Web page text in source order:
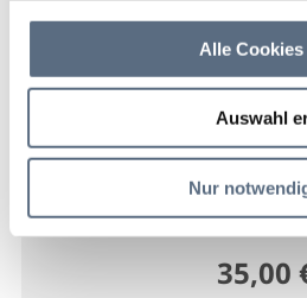
Alle
Auswahl
Nur
29 Aug
Sa 09:00 -
Bad
35,00